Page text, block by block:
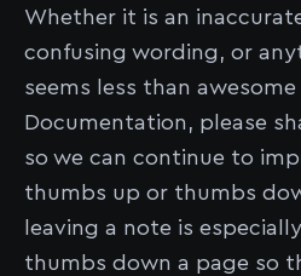
Whether it is an
confusing wording, or
seems less than
Documentation, please
so we can continue to
thumbs up or thumbs
leaving a note is
thumbs down a page so